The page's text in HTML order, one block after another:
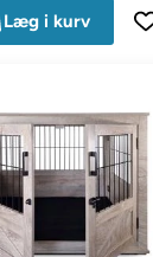
Læg i kurv